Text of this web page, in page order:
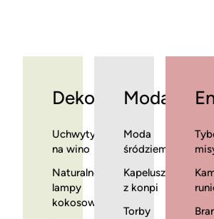
Dekoracje
Uchwyty
na wino
Naturalne
lampy
kokosowe
Moda
Moda
Kapelusze
z konpi
Torby